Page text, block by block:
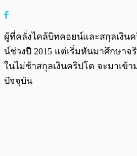
ผู้ที่คลั่งไคล้บิทคอยน์และสกุลเงิน
น์ช่วงปี 2015 แต่เริ่มหันมาศึกษาจ
ในไม่ช้าสกุลเงินคริปโต จะมาเข้
ปัจจุบัน